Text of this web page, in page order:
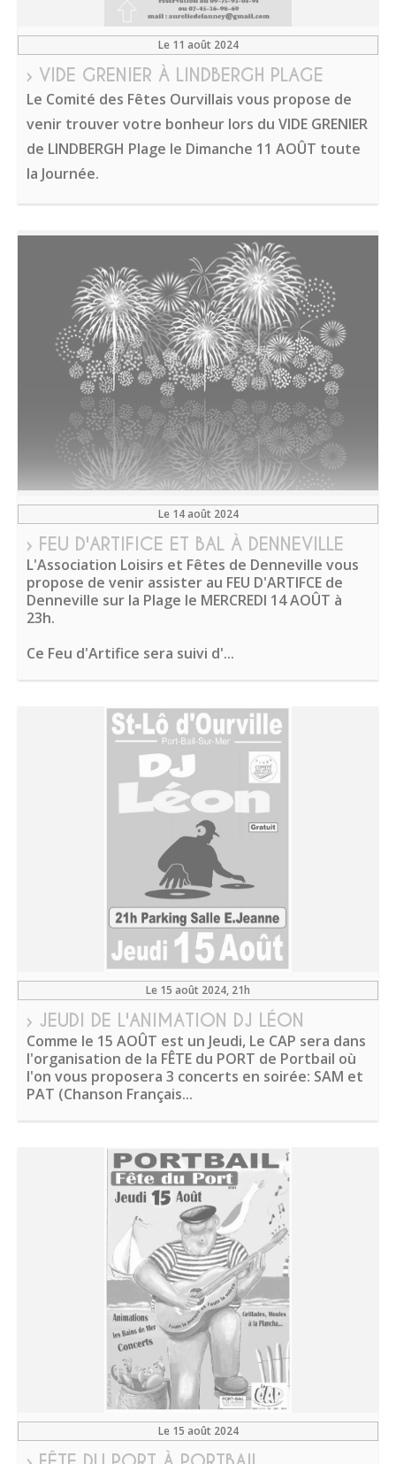
Le 11 août 2024
› VIDE GRENIER À LINDBERGH PLAGE
Le Comité des Fêtes Ourvillais vous propose de
venir trouver votre bonheur lors du VIDE GRENIER
de LINDBERGH Plage le Dimanche 11 AOÛT toute
la Journée.
Le 14 août 2024
› FEU D'ARTIFICE ET BAL À DENNEVILLE
L'Association Loisirs et Fêtes de Denneville vous
propose de venir assister au FEU D'ARTIFCE de
Denneville sur la Plage le MERCREDI 14 AOÛT à
23h.
Ce Feu d'Artifice sera suivi d'...
Le 15 août 2024, 21h
› JEUDI DE L'ANIMATION DJ LÉON
Comme le 15 AOÛT est un Jeudi, Le CAP sera dans
l'organisation de la FÊTE du PORT de Portbail où
l'on vous proposera 3 concerts en soirée: SAM et
PAT (Chanson Français...
Le 15 août 2024